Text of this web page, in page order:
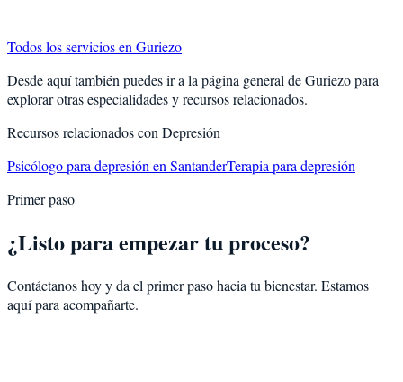
Todos los servicios en Guriezo
Desde aquí también puedes ir a la página general deGuriezopara
explorar otras especialidades y recursos relacionados.
Recursos relacionados con Depresión
Psicólogo para depresión en SantanderTerapia para depresión
Primer paso
¿Listo para empezar tu proceso?
Contáctanos hoy y da el primer paso hacia tu bienestar. Estamos
aquí para acompañarte.